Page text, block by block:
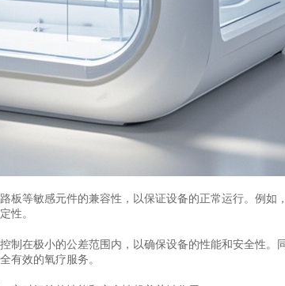
板等敏感元件的兼容性，以保证设备的正常运行。例如
性。
制在极小的公差范围内，以确保设备的性能和安全性。
有效的氧疗服务。